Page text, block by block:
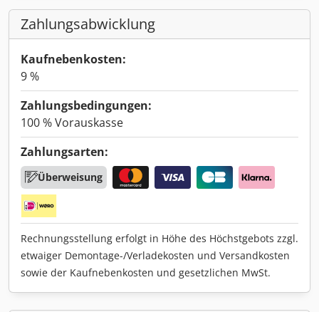
Zahlungsabwicklung
Kaufnebenkosten:
9 %
Zahlungsbedingungen:
100 % Vorauskasse
Zahlungsarten:
Überweisung
Rechnungsstellung erfolgt in Höhe des Höchstgebots zzgl.
etwaiger Demontage-/Verladekosten und Versandkosten
sowie der Kaufnebenkosten und gesetzlichen MwSt.